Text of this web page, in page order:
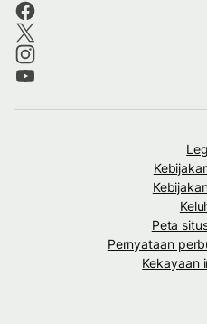
Peta
Pernyataan
Kekayaan